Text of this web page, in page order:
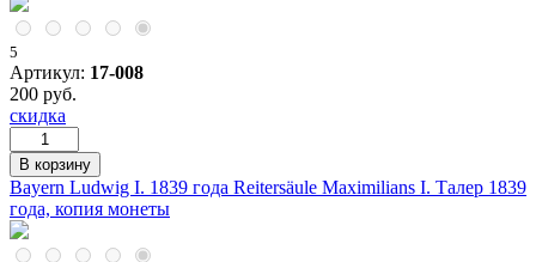
5
Артикул: 17-008
200 руб.
скидка
Bayern Ludwig I. 1839 года Reitersäule Maximilians I. Талер 1839
года, копия монеты